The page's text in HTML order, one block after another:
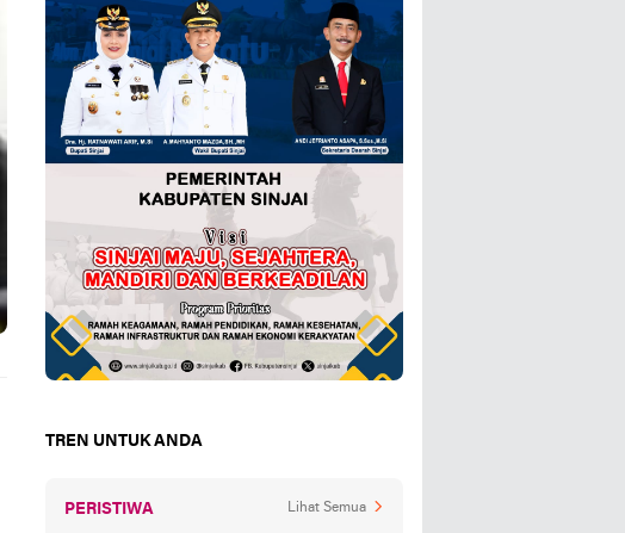
TREN UNTUK ANDA
PERISTIWA Lihat Semua